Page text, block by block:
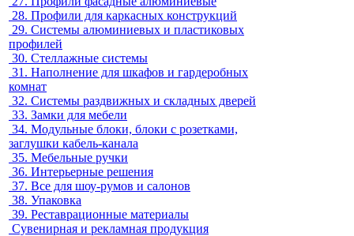
28. Профили для каркасных конструкций
29. Системы алюминиевых и пластиковых
профилей
30. Стеллажные системы
31. Наполнение для шкафов и гардеробных
комнат
32. Системы раздвижных и складных дверей
33. Замки для мебели
34. Модульные блоки, блоки с розетками,
заглушки кабель-канала
35. Мебельные ручки
36. Интерьерные решения
37. Все для шоу-румов и салонов
38. Упаковка
39. Реставрационные материалы
Сувенирная и рекламная продукция